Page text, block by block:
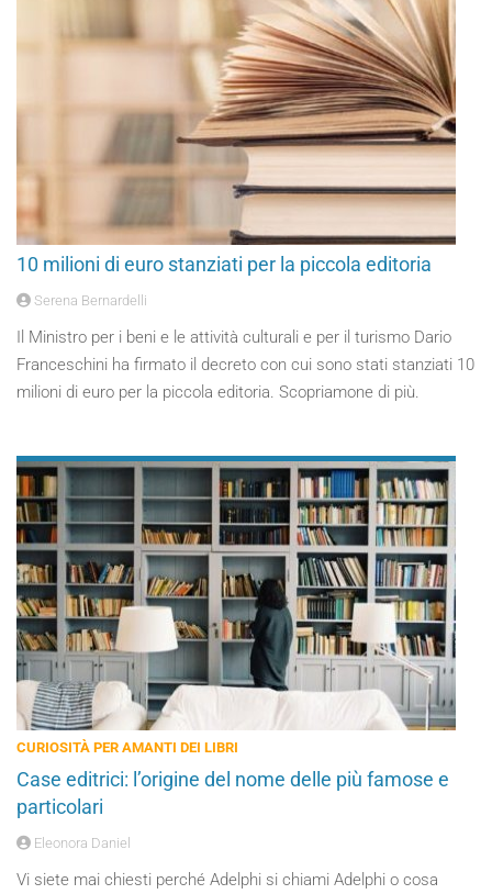
10 milioni di euro stanziati per la piccola editoria
Serena Bernardelli
Il Ministro per i beni e le attività culturali e per il turismo Dario
Franceschini ha firmato il decreto con cui sono stati stanziati 10
milioni di euro per la piccola editoria. Scopriamone di più.
CURIOSITÀ PER AMANTI DEI LIBRI
Case editrici: l’origine del nome delle più famose e
particolari
Eleonora Daniel
Vi siete mai chiesti perché Adelphi si chiami Adelphi o cosa